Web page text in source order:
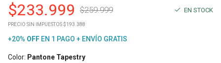
$233.999 $259.999 EN STOCK
PRECIO SIN IMPUESTOS $193.388
+20% OFF EN 1 PAGO + ENVÍO GRATIS
Color: Pantone Tapestry